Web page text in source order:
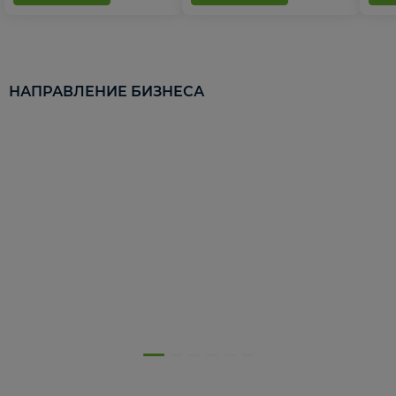
НАПРАВЛЕНИЕ БИЗНЕСА